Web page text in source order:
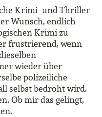
Krimi- und Thriller-
Wunsch, endlich
Krimi zu
frustrierend, wenn
wieder über
polizeiliche
selbst bedroht wird.
Ob mir das gelingt,